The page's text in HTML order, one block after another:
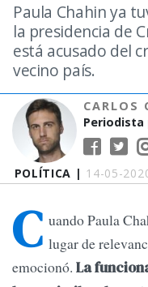
POLÍTICA | 14-05-
Paula Chahin ya
la presidencia de
está acusado del
vecino país.
CARLOS
C uando Paula
lugar de
emocionó. La